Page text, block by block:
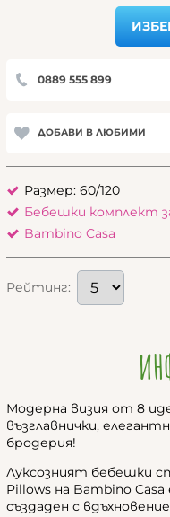
0889 555 899
ДОБАВИ В ЛЮБИМИ
Размер: 60/120
Бебешки комплект
Bambino Casa
Рейтинг:
Модерна визия от 8
възглавнички,
бродерия!
Луксозният бебешки
Pillows на Bambino
създаден с